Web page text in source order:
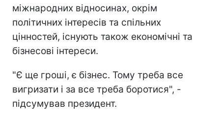
міжнародних відносинах, окрім
політичних інтересів та спільних
цінностей, існують також економічні та
бізнесові інтереси.
"Є ще гроші, є бізнес. Тому треба все
вигризати і за все треба боротися", -
підсумував президент.